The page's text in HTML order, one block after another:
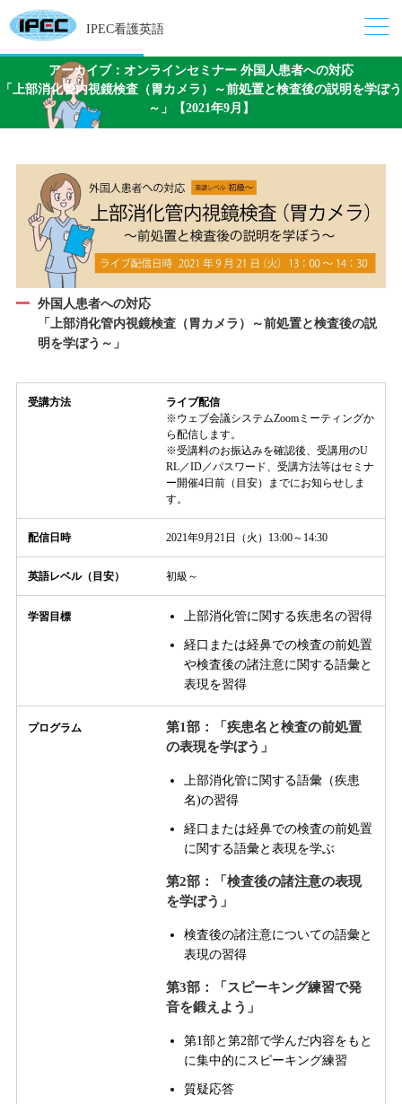
IPEC看護英語
アーカイブ：オンラインセミナー 外国人患者への対応
「上部消化管内視鏡検査（胃カメラ）～前処置と検査後の説明を学ぼう
～」【2021年9月】
外国人患者への対応
「上部消化管内視鏡検査（胃カメラ）～前処置と検査後の説
明を学ぼう～」
受講方法
ライブ配信
※ウェブ会議システムZoomミーティングか
ら配信します。
※受講料のお振込みを確認後、受講用のU
RL／ID／パスワード、受講方法等はセミナ
ー開催4日前（目安）までにお知らせしま
す。
配信日時 2021年9月21日（火）13:00～14:30
英語レベル（目安） 初級～
学習目標 上部消化管に関する疾患名の習得
経口または経鼻での検査の前処置
や検査後の諸注意に関する語彙と
表現を習得
プログラム
第1部：「疾患名と検査の前処置
の表現を学ぼう」
上部消化管に関する語彙（疾患
名)の習得
経口または経鼻での検査の前処置
に関する語彙と表現を学ぶ
第2部：「検査後の諸注意の表現
を学ぼう」
検査後の諸注意についての語彙と
表現の習得
第3部：「スピーキング練習で発
音を鍛えよう」
第1部と第2部で学んだ内容をもと
に集中的にスピーキング練習
質疑応答